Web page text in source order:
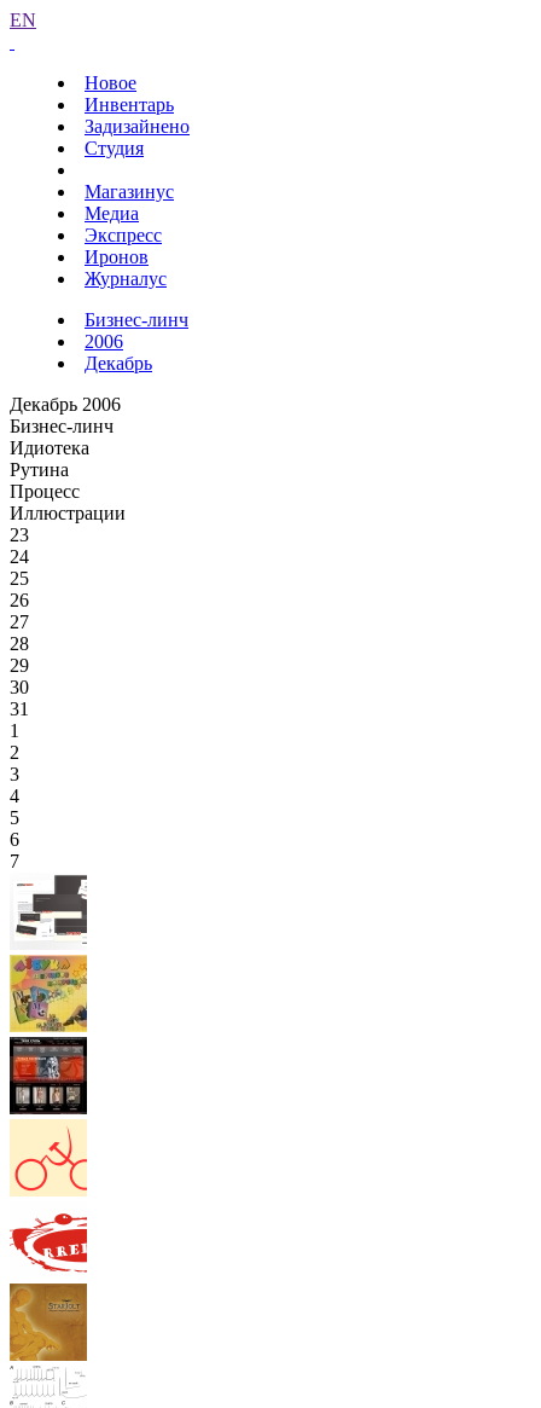
EN
Новое
Инвентарь
Задизайнено
Студия
Магазинус
Медиа
Экспресс
Иронов
Журналус
Бизнес-линч
2006
Декабрь
Декабрь 2006
Бизнес-линч
Идиотека
Рутина
Процесс
Иллюстрации
23
24
25
26
27
28
29
30
31
1
2
3
4
5
6
7